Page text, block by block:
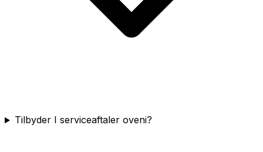
Tilbyder I serviceaftaler oveni?